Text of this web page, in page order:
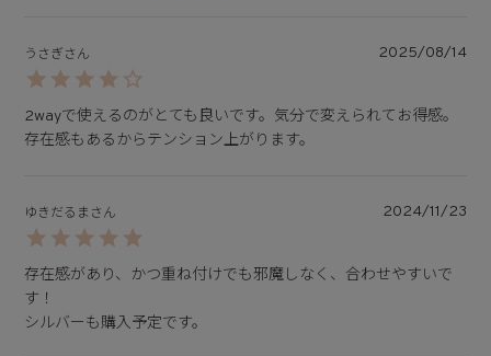
うさぎ 2025/08/14
2wayで使えるのがとても良いです。気分で変えられてお得感。
存在感もあるからテンション上がります。
ゆきだるま 2024/11/23
存在感があり、かつ重ね付けでも邪魔しなく、合わせやすいで
す！
シルバーも購入予定です。